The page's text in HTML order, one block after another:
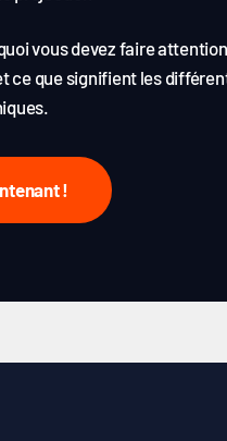
vous devez faire
ce que signifient les
!